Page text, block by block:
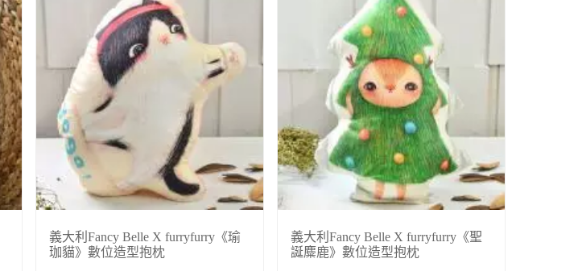
義大利Fancy Belle X furryfurry《瑜
珈貓》數位造型抱枕
義大利Fancy Belle X furryfurry《聖
誕麋鹿》數位造型抱枕